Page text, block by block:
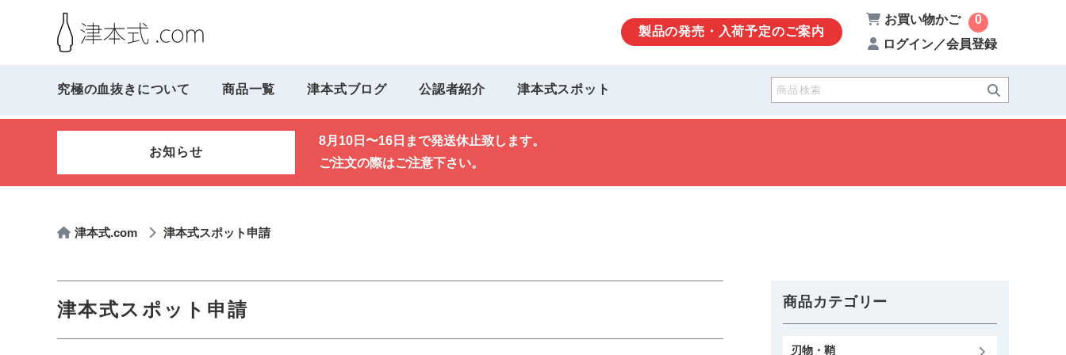
製品の発売・入荷予定のご案内
お買い物かご
0
ログイン／会員登録
究極の血抜きについて 商品一覧 津本式ブログ 公認者紹介 津本式スポット
お知らせ
8月10日〜16日まで発送休止致します。
ご注文の際はご注意下さい。
津本式.com 津本式スポット申請
津本式スポット申請 商品カテゴリー
刃物・鞘